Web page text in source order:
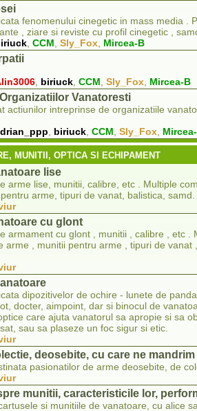
fenomenului cinegetic in mass media .
, ziare si reviste cu profil cinegetic ,
, CCM, Sly_Fox, Mircea-B
, biriuck, CCM, Sly_Fox, Mircea-B
Vanatoresti
actiunilor intreprinse de organizatiile
, biriuck, CCM, Sly_Fox,
MUNITII, OPTICA SI ECHIPAMENT
lise
arme lise, munitii, calibre, etc . Multiple
arme, tipuri de vanat, balistica, samd.
cu glont
armament cu glont , munitii , calibre , etc .
arme , munitii pentru arme , tipuri de vanat
dipozitivelor de ochire - lunete de
docter, aimpoint, dar si binocul de
care ajuta vanatorul sa apropie si sa
sau sa plaseze un foc sigur si etic.
deosebite, cu care ne mandrim
pasionatilor de arme deosebite, de
munitii, caracteristicile lor,
si munitiile de vanatoare, cu alice